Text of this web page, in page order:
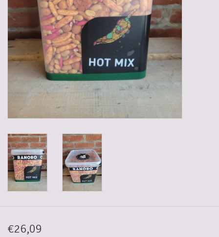
Glazen
Lege kratten
Manden/Kratten
Streekproducten
Sweets
5-6l vaten
€26,09